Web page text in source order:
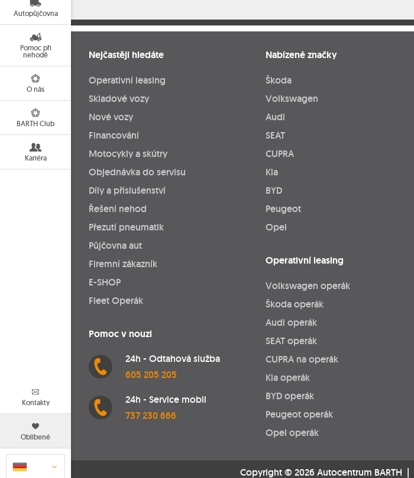
Autopůjčovna
Pomoc při
nehodě
O nás
BARTH Club
Kariéra
Kontakty
Oblíbené
Nejčastěji hledáte
Operativní leasing
Skladové vozy
Nové vozy
Financování
Motocykly a skútry
Objednávka do servisu
Díly a příslušenství
Řešení nehod
Přezutí pneumatik
Půjčovna aut
Firemní zákazník
E-SHOP
Fleet Operák
Pomoc v nouzi
24h - Odtahová služba
605 205 205
24h - Service mobil
737 230 666
Nabízené značky
Škoda
Volkswagen
Audi
SEAT
CUPRA
Kia
BYD
Peugeot
Opel
Operativní leasing
Volkswagen operák
Škoda operák
Audi operák
SEAT operák
CUPRA na operák
Kia operák
BYD operák
Peugeot operák
Opel operák
Copyright © 2026 Autocentrum BARTH |